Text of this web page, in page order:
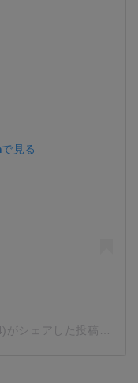
見る
Yamamoto Hideoさん(@dede63914)がシェアした投稿
-